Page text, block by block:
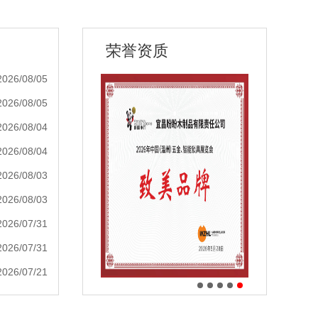
08/05
08/05
08/04
08/04
08/03
08/03
07/31
07/31
07/21
荣誉资质